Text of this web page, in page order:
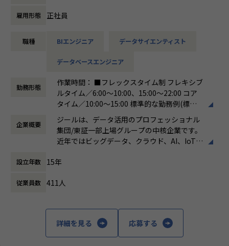
ます。お客様に対する長期的な貢献を果たす
【詳細】
画、設計、実装まで、プロジェクトに一気通貫で関わってい
●主に要件定義からテストまでお任せします。開発だけでな
エンドユーザーとのコミュニケーション能力など、幅広い経
験に基づくスキルアップ・キャリアアップが可能な環境で
●エンドユーザー様と直接やり取りをする立場であり、要件
定義など上流工程に携われます。
■募集背景
るための増員です。
雇用形態 正社員
職種 BIエンジニア データサイエンティスト
データベースエンジニア
勤務形態
作業時間： ■フレックスタイム制 フレキシブ
ルタイム／6:00～10:00、15:00～22:00 コア
タイム／10:00～15:00 標準的な勤務例(標準
労働時間)／9:00～18:00
働き方：フレックス制（コアタイムあり）
時間外労働の有無： 有（月平均19時間）
休憩時間： 60分
企業概要
ジールは、データ活用のプロフェッショナル
集団/東証一部上場グループの中核企業です。
近年ではビッグデータ、クラウド、AI、IoTを
する立場にスコープを拡張しています。
顧客の大半は大手企業となっており、30年以
■Mission：専門性と技術力、高度な分析ノ
設立年数 15年
従業員数 411人
詳細を見る 応募する